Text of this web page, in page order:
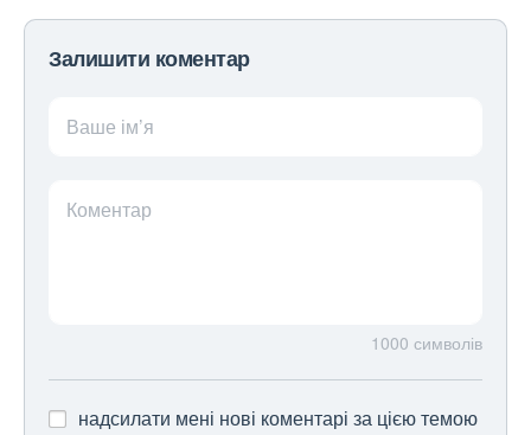
Залишити коментар
Ваше ім’я
Коментар
1000 символів
надсилати мені нові коментарі за цією темою